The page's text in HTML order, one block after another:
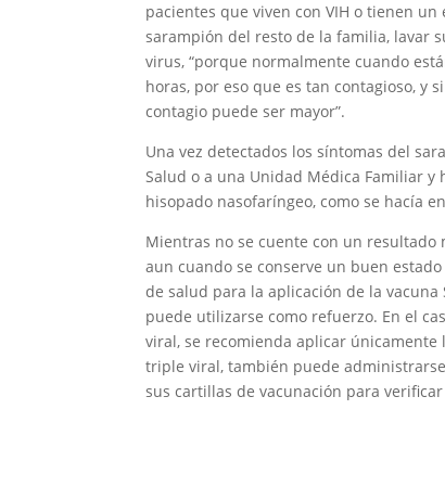
pacientes que viven con VIH o tienen
sarampión del resto de la familia, lavar
virus, “porque normalmente cuando
horas, por eso que es tan contagioso, y
contagio puede ser mayor”.
Una vez detectados los síntomas del
Salud o a una Unidad Médica Familiar
hisopado nasofaríngeo, como se hacía
Mientras no se cuente con un resultado
aun cuando se conserve un buen
de salud para la aplicación de la vacuna
puede utilizarse como refuerzo. En el
viral, se recomienda aplicar únicamente
triple viral, también puede
sus cartillas de vacunación para